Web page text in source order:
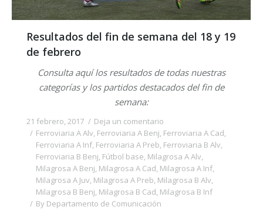
Resultados del fin de semana del 18 y 19
de febrero
Consulta aquí los resultados de todas nuestras
categorías y los partidos destacados del fin de
semana:
21 febrero, 2017
Deja un comentario
Ferroviaria A Alv, Ferroviaria A Benj, Ferroviaria A Cad,
Ferroviaria A Inf, Ferroviaria A Preb, Ferroviaria B Alv,
Ferroviaria B Benj, Fútbol base, Milagrosa A Alv,
Milagrosa A Benj, Milagrosa A Cad, Milagrosa A Inf,
Milagrosa A Juv, Milagrosa A Preb, Milagrosa B Alv,
Milagrosa B Benj, Milagrosa B Cad, Milagrosa B Inf
By Departamento de Comunicación